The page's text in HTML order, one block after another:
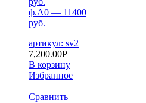
ф.А0 — 11400
руб.
артикул: sv2
7,200.00Р
В корзину
Избранное
Сравнить